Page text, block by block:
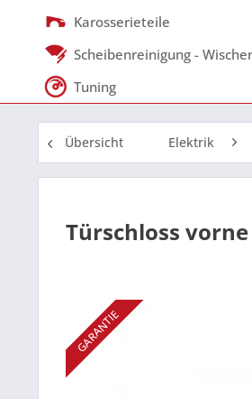
Karosserieteile
Scheibenreinigung - Wischer
Tuning
Übersicht Elektrik
Türschloss
GARANTIE